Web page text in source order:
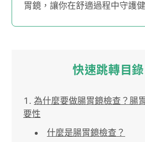
胃鏡，讓你在舒適過程中守護健
快速跳轉目錄
為什麼要做腸胃鏡檢查？腸
要性
什麼是腸胃鏡檢查？